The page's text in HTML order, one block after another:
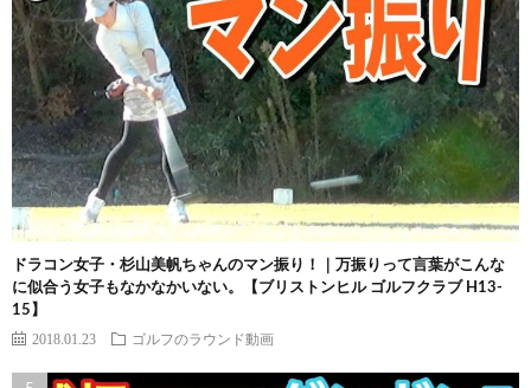
ドラコン女子・杉山美帆ちゃんのマン振り！｜万振りって言葉がこんな
に似合う女子もなかなかいない。【ブリストンヒル ゴルフクラブ H13-
15】
2018.01.23 ゴルフのラウンド動画